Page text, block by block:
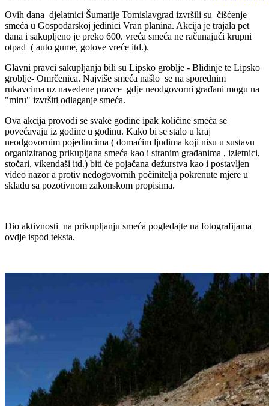
Ovih dana djelatnici Šumarije Tomislavgrad izvršili su čišćenje
smeća u Gospodarskoj jedinici Vran planina. Akcija je trajala pet
dana i sakupljeno je preko 600. vreća smeća ne računajući krupni
otpad ( auto gume, gotove vreće itd.).
Glavni pravci sakupljanja bili su Lipsko groblje - Blidinje te Lipsko
groblje- Omrčenica. Najviše smeća našlo se na sporednim
rukavcima uz navedene pravce gdje neodgovorni građani mogu na
"miru" izvršiti odlaganje smeća.
Ova akcija provodi se svake godine ipak količine smeća se
povećavaju iz godine u godinu. Kako bi se stalo u kraj
neodgovornim pojedincima ( domaćim ljudima koji nisu u sustavu
organiziranog prikupljana smeća kao i stranim građanima , izletnici,
stočari, vikendaši itd.) biti će pojačana dežurstva kao i postavljen
video nazor a protiv nedogovornih počinitelja pokrenute mjere u
skladu sa pozotivnom zakonskom propisima.
Dio aktivnosti na prikupljanju smeća pogledajte na fotografijama
ovdje ispod teksta.